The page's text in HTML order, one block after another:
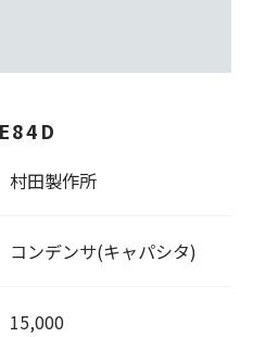
村田製作所
コンデンサ(キャパシタ)
15,000